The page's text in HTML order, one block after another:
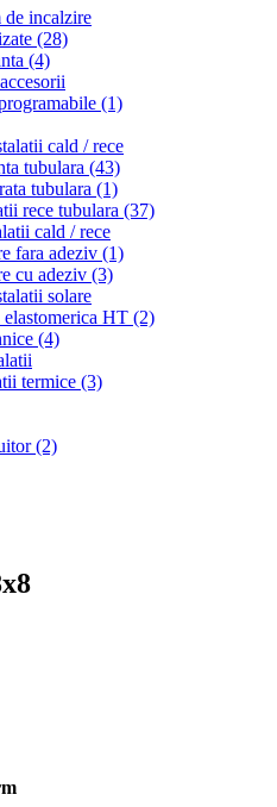
de incalzire
(28)
(4)
(1)
cald / rece
tubulara (43)
tubulara (1)
rece tubulara (37)
cald / rece
fara adeziv (1)
cu adeziv (3)
solare
HT (2)
(4)
termice (3)
(2)